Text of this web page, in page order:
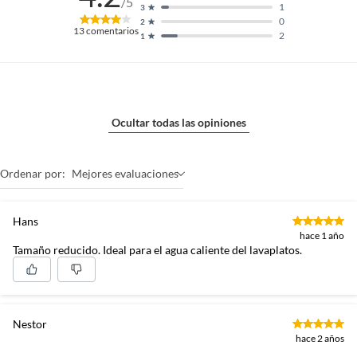
13comentarios 1 2
2 0
3 1
Ocultar todas las opiniones
Ordenar por: Mejores evaluaciones
Hans
hace 1 año
Tamaño reducido. Ideal para el agua caliente del lavaplatos.
Nestor
hace 2 años